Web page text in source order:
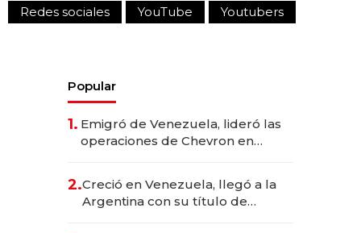
Redes sociales
YouTube Youtubers
Popular
1. Emigró de Venezuela, lideró las
operaciones de Chevron en
2.Creció en Venezuela, llegó a la
Argentina con su título de